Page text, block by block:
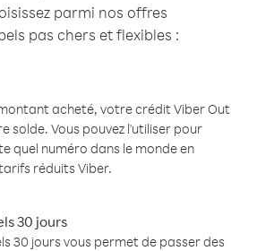
parmi nos offres
pas chers et flexibles :
acheté, votre crédit Viber Out
solde. Vous pouvez l'utiliser pour
quel numéro dans le monde en
réduits Viber.
30 jours
30 jours vous permet de passer des